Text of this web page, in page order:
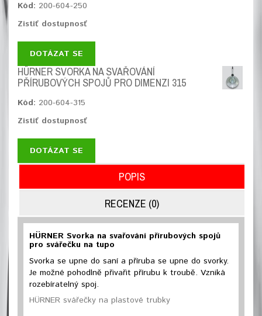
Kód: 200-604-250
Zistiť dostupnosť
DOTÁZAT SE
HÜRNER SVORKA NA SVAŘOVÁNÍ
PŘÍRUBOVÝCH SPOJŮ PRO DIMENZI 315
Kód: 200-604-315
Zistiť dostupnosť
DOTÁZAT SE
POPIS
RECENZE (0)
HÜRNER Svorka na svařování přírubových spojů
pro svářečku na tupo
Svorka se upne do saní a příruba se upne do svorky.
Je možné pohodlně přivařit přírubu k troubě. Vzniká
rozebíratelný spoj.
HÜRNER svářečky na plastové trubky